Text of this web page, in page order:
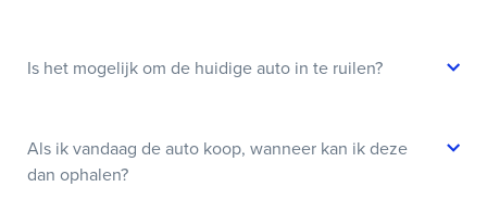
Is het mogelijk om de huidige auto in te ruilen?
Als ik vandaag de auto koop, wanneer kan ik deze
dan ophalen?